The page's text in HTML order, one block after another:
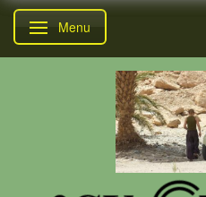
Skifte navigation
Menu